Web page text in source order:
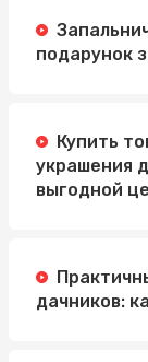
подарунок
Купить
украшения
выгодной
дачников: